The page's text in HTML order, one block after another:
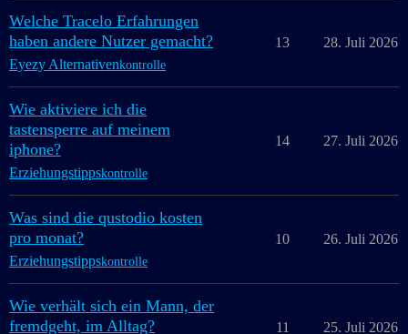
Welche Tracelo Erfahrungen
haben andere Nutzer gemacht?
Eyezy Alternativenkontrolle
13 28. Juli 2026
Wie aktiviere ich die
tastensperre auf meinem
iphone?
Erziehungstippskontrolle
14 27. Juli 2026
Was sind die qustodio kosten
pro monat?
Erziehungstippskontrolle
10 26. Juli 2026
Wie verhält sich ein Mann, der
fremdgeht, im Alltag?
11 25. Juli 2026